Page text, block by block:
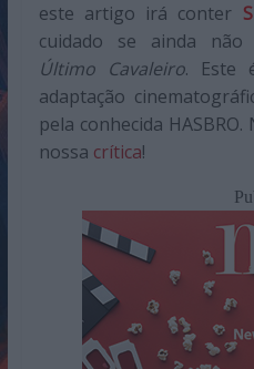
este artigo irá conter
cuidado se ainda não
Último Cavaleiro. Este
adaptação
pela conhecida
nossa crítica!